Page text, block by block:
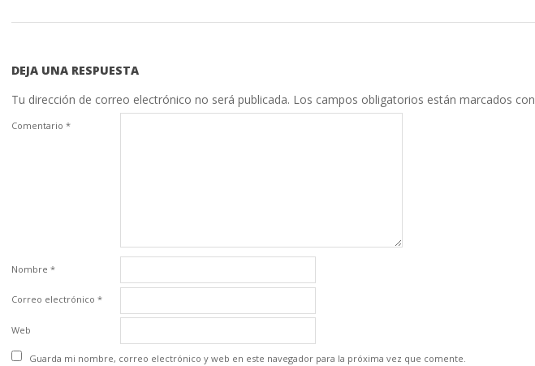
DEJA UNA RESPUESTA
Tu dirección de correo electrónico no será publicada. Los campos obligatorios están marcados con
Comentario *
Nombre *
Correo electrónico *
Web
Guarda mi nombre, correo electrónico y web en este navegador para la próxima vez que comente.